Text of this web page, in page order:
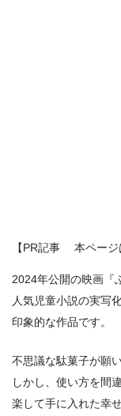
【PR記事 本ページ
2024年公開の映画『
人気児童小説の実写
印象的な作品です。
不思議な駄菓子が願
しかし、使い方を間
楽して手に入れた幸